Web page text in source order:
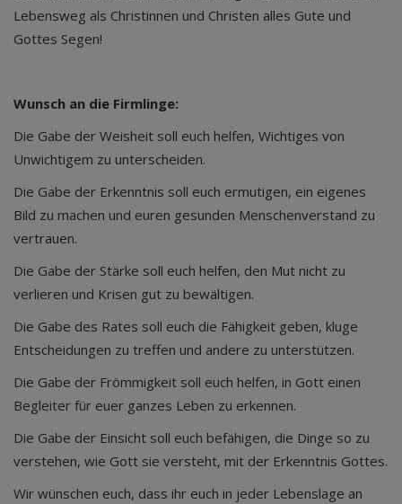
Lebensweg als Christinnen und Christen alles Gute und
Gottes Segen!
Wunsch an die Firmlinge:
Die Gabe der Weisheit soll euch helfen, Wichtiges von
Unwichtigem zu unterscheiden.
Die Gabe der Erkenntnis soll euch ermutigen, ein eigenes
Bild zu machen und euren gesunden Menschenverstand zu
vertrauen.
Die Gabe der Stärke soll euch helfen, den Mut nicht zu
verlieren und Krisen gut zu bewältigen.
Die Gabe des Rates soll euch die Fähigkeit geben, kluge
Entscheidungen zu treffen und andere zu unterstützen.
Die Gabe der Frömmigkeit soll euch helfen, in Gott einen
Begleiter für euer ganzes Leben zu erkennen.
Die Gabe der Einsicht soll euch befähigen, die Dinge so zu
verstehen, wie Gott sie versteht, mit der Erkenntnis Gottes.
Wir wünschen euch, dass ihr euch in jeder Lebenslage an